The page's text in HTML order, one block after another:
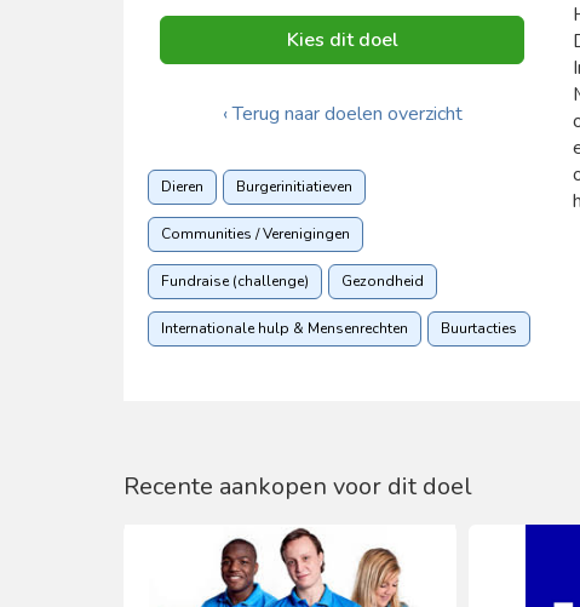
Kies dit doel
‹ Terug naar doelen overzicht
Dieren Burgerinitiatieven
Communities / Verenigingen
Fundraise (challenge) Gezondheid
Internationale hulp & Mensenrechten Buurtacties
Recente aankopen voor dit doel